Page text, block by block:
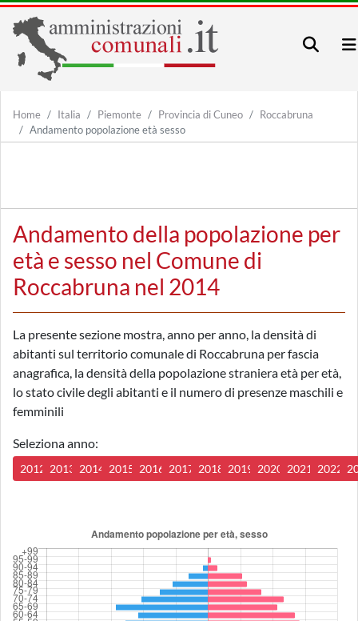
Home Italia Piemonte Provincia di Cuneo
Roccabruna
Andamento popolazione età sesso
Andamento della popolazione per
età e sesso nel Comune di
Roccabruna nel 2014
La presente sezione mostra, anno per anno, la densità di
abitanti sul territorio comunale di Roccabruna per fascia
anagrafica, la densità della popolazione straniera età per età,
lo stato civile degli abitanti e il numero di presenze maschili e
femminili
Seleziona anno:
2012 2013 2014 2015 2016 2017 2018 2019 2020 2021 2022